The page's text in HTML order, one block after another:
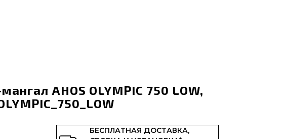
AHOS OLYMPIC 750 LOW,
БЕСПЛАТНАЯ ДОСТАВКА,